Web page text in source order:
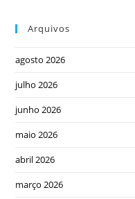
Arquivos
agosto 2026
julho 2026
junho 2026
maio 2026
abril 2026
março 2026